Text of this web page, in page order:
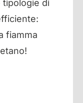
tipologie di
fiamma